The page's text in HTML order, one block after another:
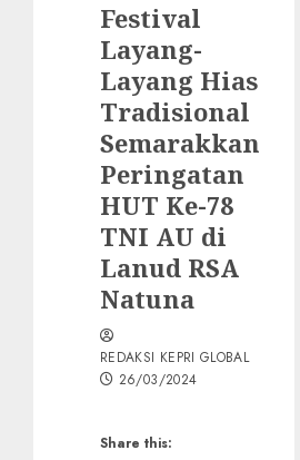
Festival
Layang-
Layang Hias
Tradisional
Semarakkan
Peringatan
HUT Ke-78
TNI AU di
Lanud RSA
Natuna
Share this:
REDAKSI KEPRI GLOBAL
26/03/2024